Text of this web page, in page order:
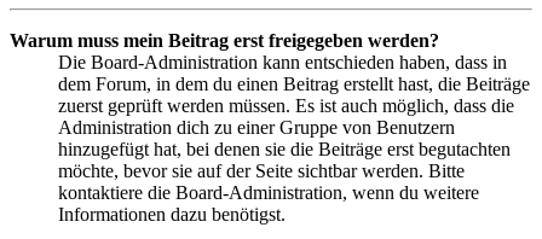
Warum muss mein Beitrag erst freigegeben werden?
Die Board-Administration kann entschieden haben, dass in
dem Forum, in dem du einen Beitrag erstellt hast, die Beiträge
zuerst geprüft werden müssen. Es ist auch möglich, dass die
Administration dich zu einer Gruppe von Benutzern
hinzugefügt hat, bei denen sie die Beiträge erst begutachten
möchte, bevor sie auf der Seite sichtbar werden. Bitte
kontaktiere die Board-Administration, wenn du weitere
Informationen dazu benötigst.